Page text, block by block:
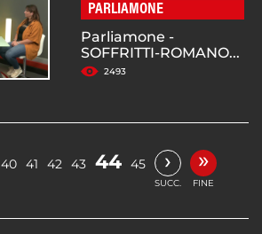
PARLIAMONE
Parliamone -
SOFFRITTI-ROMANO...
2493
40 41 42 43 44 45 ›
SUCC.
»
FINE